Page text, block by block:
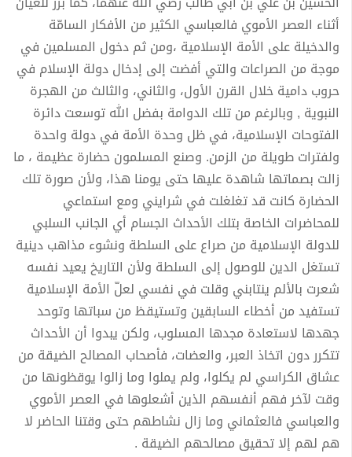
أثناء العصر الأموي فالعباسي الكثير من الأفكار السامّة
والدخيلة على الأمة الإسلامية ،ومن ثم دخول المسلمين في
موجة من الصراعات والتي أفضت إلى إدخال دولة الإسلام في
حروب دامية خلال القرن الأول، والثاني، والثالث من الهجرة
النبوية , وبالرغم من تلك الدوامة بفضل الله توسعت دائرة
الفتوحات الإسلامية، في ظل وحدة الأمة في دولة واحدة
ولفترات طويلة من الزمن. وصنع المسلمون حضارة عظيمة ، ما
زالت بصماتها شاهدة عليها حتى يومنا هذا، ولأن صورة تلك
الحضارة كانت قد تغلغلت في شرايني ومع استماعي
للمحاضرات الخاصة بتلك الأحداث الجسام أي الجانب السلبي
للدولة الإسلامية من صراع على السلطة ونشوء مذاهب دينية
تستغل الدين للوصول إلى السلطة ولأن التاريخ يعيد نفسه
شعرت بالألم ينتابني وقلت في نفسي لعلّ الأمة الإسلامية
تستفيد من أخطاء السابقين وتستيقظ من سباتها وتوحد
جهدها لاستعادة مجدها المسلوب، ولكن يبدوا أن الأحداث
تتكرر دون اتخاذ العبر، والعضات، فأصحاب المصالح الضيقة من
عشاق الكراسي لم يكلوا، ولم يملوا وما زالوا يوقظونها من
وقت لآخر فهم أنفسهم الذين أشعلوها في العصر الأموي
والعباسي فالعثماني وما زال نشاطهم حتى وقتنا الحاضر لا
هم لهم إلا تحقيق مصالحهم الضيقة .